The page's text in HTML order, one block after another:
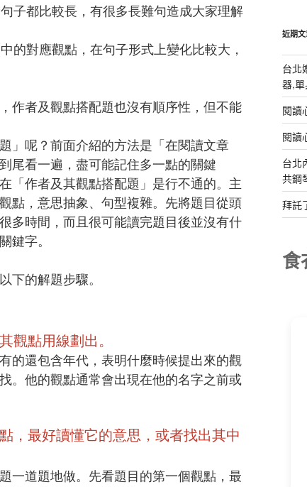
⼦都比較長，有很多長難句造成⼤家理解
的對應觀點，在句子形式上變化比較大，
作者及觀點搭配題也沒有順序性，但不能
」呢？前面介紹的方法是「在閱讀⽂章
尾看⼀遍，盡可能記住多一點的關鍵
「作者及其觀點搭配題」是行不通的。主
點，意思抽象、句型複雜。先將題⽬從頭
多時間，⽽且很可能讀完題目後並沒有什
鍵字。
下的解題步驟。
觀點⽤線劃出。
的還包含年代，表明什麼時候提出來的觀
。他的觀點通常會出現在他的名字之前或
，最好讀懂它的意思，或者找出其中
⼀道題地做。先看題目的第⼀個觀點，最
近期文
台北
器,
閱讀
閱讀
台北
共鋼
拜託
食